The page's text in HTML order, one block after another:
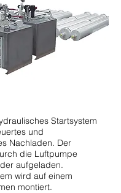
Startsystem
und
Nachladen. Der
die Luftpumpe
aufgeladen.
wird auf einem
montiert.